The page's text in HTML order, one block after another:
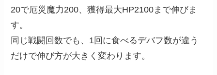
20で厄災魔力200、獲得最大HP2100まで伸びま
す。
同じ戦闘回数でも、1回に食べるデバフ数が違う
だけで伸び方が大きく変わります。